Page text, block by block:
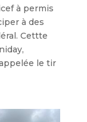
à permis
à des
Cettte
le tir